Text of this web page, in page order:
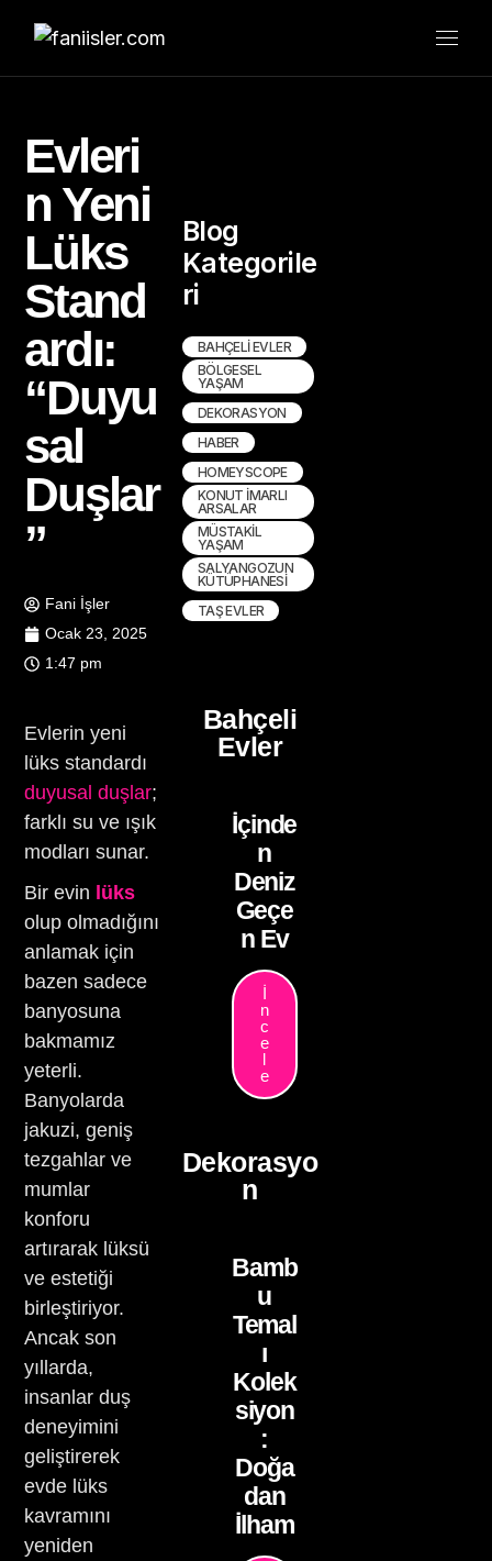
Evleri
n Yeni
Lüks
Stand
ardı:
“Duyu
sal
Duşlar
”
Fani İşler
Ocak 23, 2025
1:47 pm
Evlerin yeni
lüks standardı
duyusal duşlar;
farklı su ve ışık
modları sunar.
Bir evin lüks
olup olmadığını
anlamak için
bazen sadece
banyosuna
bakmamız
yeterli.
Banyolarda
jakuzi, geniş
tezgahlar ve
mumlar
konforu
artırarak lüksü
ve estetiği
birleştiriyor.
Ancak son
yıllarda,
insanlar duş
deneyimini
geliştirerek
evde lüks
kavramını
yeniden
Blog
Kategorile
ri
BAHÇELI EVLER
BÖLGESEL
YAŞAM
DEKORASYON
HABER
HOMEYSCOPE
KONUT İMARLI
ARSALAR
MÜSTAKIL
YAŞAM
SALYANGOZUN
KÜTÜPHANESI
TAŞ EVLER
Bahçeli
Evler
İçinde
n
Deniz
Geçe
n Ev
İ
n
c
e
l
e
Dekorasyo
n
Bamb
u
Temal
ı
Kolek
siyon
:
Doğa
dan
İlham